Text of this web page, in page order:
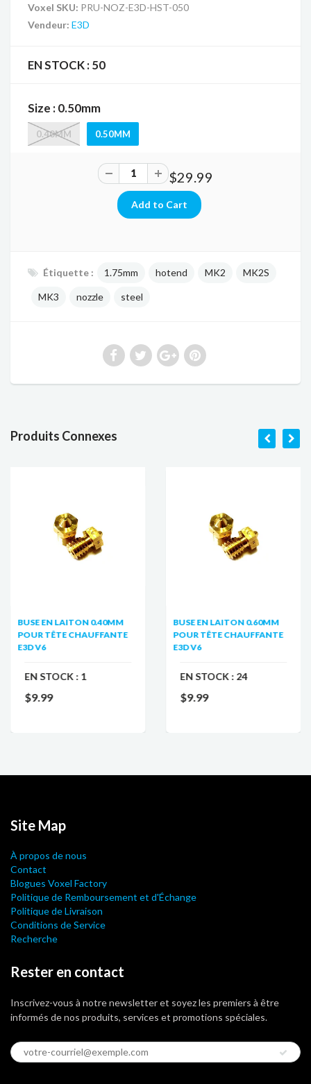
Voxel SKU: PRU-NOZ-E3D-HST-050
Vendeur: E3D
EN STOCK : 50
Size : 0.50mm
0.40MM 0.50MM
$29.99
Étiquette : 1.75mm hotend MK2 MK2S
MK3 nozzle steel
Produits Connexes
BUSE EN LAITON 0.40MM
POUR TÊTE CHAUFFANTE
E3D V6
EN STOCK : 1
$9.99
BUSE EN LAITON 0.60MM
POUR TÊTE CHAUFFANTE
E3D V6
EN STOCK : 24
$9.99
Site Map
À propos de nous
Contact
Blogues Voxel Factory
Politique de Remboursement et d'Échange
Politique de Livraison
Conditions de Service
Recherche
Rester en contact
Inscrivez-vous à notre newsletter et soyez les premiers à être
informés de nos produits, services et promotions spéciales.